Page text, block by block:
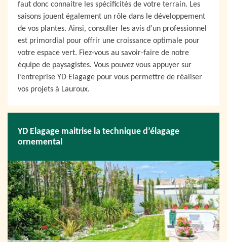
faut donc connaitre les spécificités de votre terrain. Les
saisons jouent également un rôle dans le développement
de vos plantes. Ainsi, consulter les avis d’un professionnel
est primordial pour offrir une croissance optimale pour
votre espace vert. Fiez-vous au savoir-faire de notre
équipe de paysagistes. Vous pouvez vous appuyer sur
l’entreprise YD Elagage pour vous permettre de réaliser
vos projets à Lauroux.
YD Elagage maitrise la technique d’élagage
ornemental